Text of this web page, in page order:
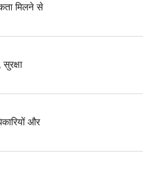
मिलने से
और